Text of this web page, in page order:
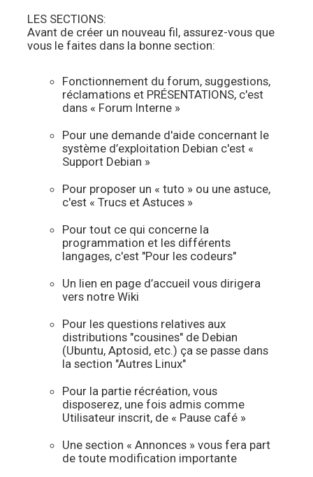
LES SECTIONS:
Avant de créer un nouveau fil, assurez-vous que
vous le faites dans la bonne section:
Fonctionnement du forum, suggestions,
réclamations et PRÉSENTATIONS, c'est
dans « Forum Interne »
Pour une demande d'aide concernant le
système d’exploitation Debian c'est «
Support Debian »
Pour proposer un « tuto » ou une astuce,
c'est « Trucs et Astuces »
Pour tout ce qui concerne la
programmation et les différents
langages, c'est "Pour les codeurs"
Un lien en page d’accueil vous dirigera
vers notre Wiki
Pour les questions relatives aux
distributions "cousines" de Debian
(Ubuntu, Aptosid, etc.) ça se passe dans
la section "Autres Linux"
Pour la partie récréation, vous
disposerez, une fois admis comme
Utilisateur inscrit, de « Pause café »
Une section « Annonces » vous fera part
de toute modification importante